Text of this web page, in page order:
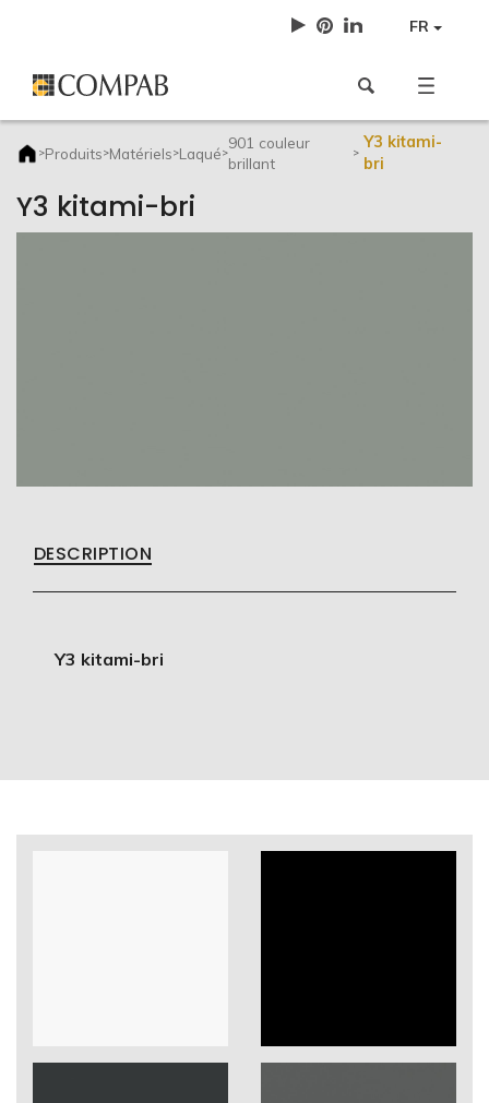
FR
>Produits>Matériels>Laqué>
901 couleur
brillant
>
Y3 kitami-
bri
Y3 kitami-bri
DESCRIPTION
Y3 kitami-bri